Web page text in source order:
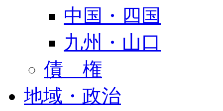
中国・四国
九州・山口
債 権
地域・政治